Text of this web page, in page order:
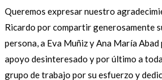
Queremos expresar nuestro
Ricardo por compartir generosamente
persona, a Eva Muñiz y Ana María
apoyo desinteresado y por último a
grupo de trabajo por su esfuerzo y